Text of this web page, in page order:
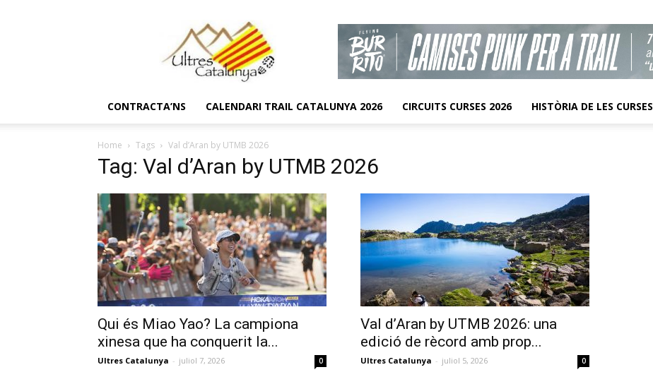
CONTRACTA’NS CALENDARI TRAIL CATALUNYA 2026 CIRCUITS CURSES 2026 HISTÒRIA DE LES CURSES
Home Tags Val d’Aran by UTMB 2026
Tag: Val d’Aran by UTMB 2026
Qui és Miao Yao? La campiona
xinesa que ha conquerit la...
Ultres Catalunya - juliol 7, 2026 0
Val d’Aran by UTMB 2026: una
edició de rècord amb prop...
Ultres Catalunya - juliol 5, 2026 0